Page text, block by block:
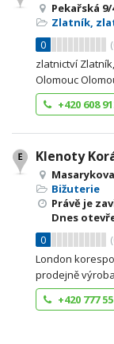
Pekařská 9/
Zlatník,
0
(
zlatnictví
Olomouc
+420 608
Klenoty
Bižuterie
Právě je
Dnes
0
(
London
prodejně výroba
+420 777